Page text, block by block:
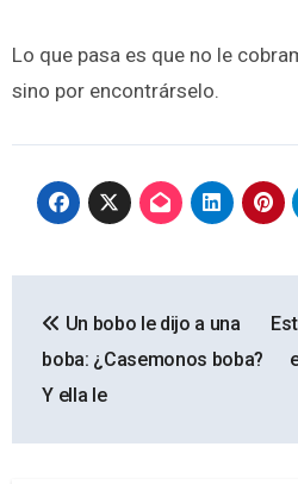
Lo que pasa es que no le
sino por encontrárselo.
de
entradas
Un bobo le dijo a una
boba: ¿Casemonos boba?
Y ella le